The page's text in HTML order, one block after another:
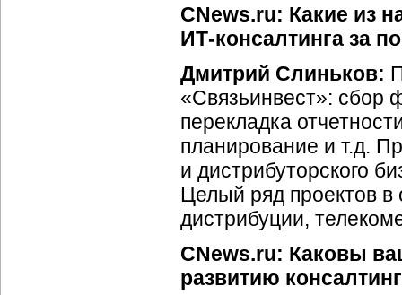
CNews.ru: Какие из
ИТ-консалтинга за
Дмитрий Слиньков:
«Связьинвест»: сбор
перекладка
планирование и т.д.
и дистрибуторского
Целый ряд проектов в
дистрибуции,
CNews.ru: Каковы
развитию